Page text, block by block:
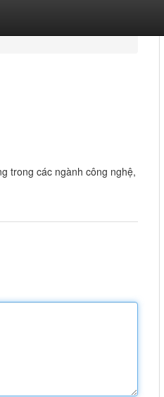
trong các ngành công nghệ,